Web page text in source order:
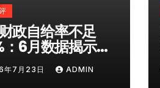
政自给率不足
：6月数据揭示深
年7月23日 ADMIN